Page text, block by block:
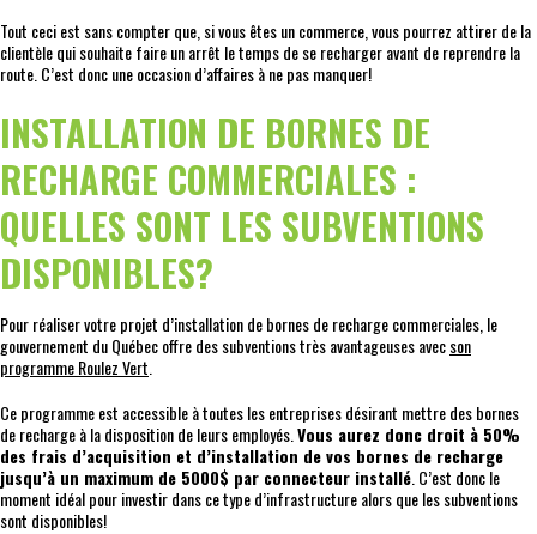
Tout ceci est sans compter que, si vous êtes un commerce, vous pourrez attirer de la
clientèle qui souhaite faire un arrêt le temps de se recharger avant de reprendre la
route. C’est donc une occasion d’affaires à ne pas manquer!
INSTALLATION DE BORNES DE
RECHARGE COMMERCIALES :
QUELLES SONT LES SUBVENTIONS
DISPONIBLES?
Pour réaliser votre projet d’installation de bornes de recharge commerciales, le
gouvernement du Québec offre des subventions très avantageuses avecson
programme Roulez Vert
Ce programme est accessible à toutes les entreprises désirant mettre des bornes
de recharge à la disposition de leurs employés. Vous aurez donc droit à 50%
des frais d’acquisition et d’installation de vos bornes de recharge
jusqu’à un maximum de 5000$ par connecteur installé . C’est donc le
moment idéal pour investir dans ce type d’infrastructure alors que les subventions
sont disponibles!